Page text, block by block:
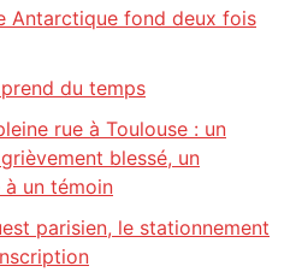
Antarctique fond deux fois
du temps
rue à Toulouse : un
blessé, un
un témoin
parisien, le stationnement